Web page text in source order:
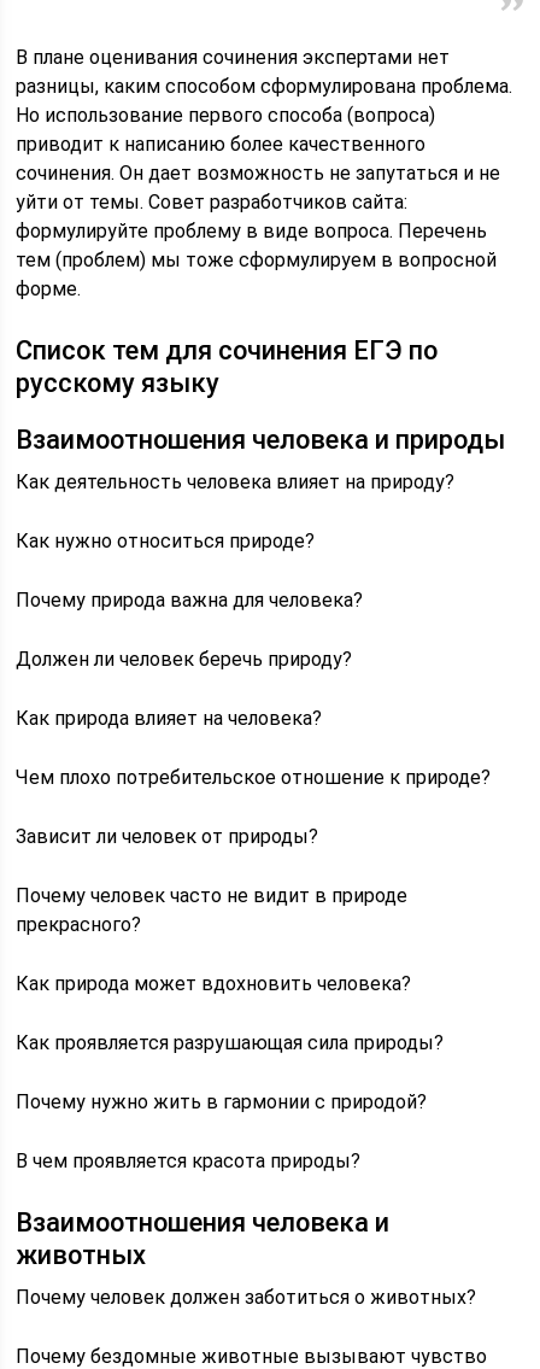
В плане оценивания сочинения экспертами нет
разницы, каким способом сформулирована проблема.
Но использование первого способа (вопроса)
приводит к написанию более качественного
сочинения. Он дает возможность не запутаться и не
уйти от темы. Совет разработчиков сайта:
формулируйте проблему в виде вопроса. Перечень
тем (проблем) мы тоже сформулируем в вопросной
форме.
Список тем для сочинения ЕГЭ по
русскому языку
Взаимоотношения человека и природы
Как деятельность человека влияет на природу?
Как нужно относиться природе?
Почему природа важна для человека?
Должен ли человек беречь природу?
Как природа влияет на человека?
Чем плохо потребительское отношение к природе?
Зависит ли человек от природы?
Почему человек часто не видит в природе
прекрасного?
Как природа может вдохновить человека?
Как проявляется разрушающая сила природы?
Почему нужно жить в гармонии с природой?
В чем проявляется красота природы?
Взаимоотношения человека и
животных
Почему человек должен заботиться о животных?
Почему бездомные животные вызывают чувство